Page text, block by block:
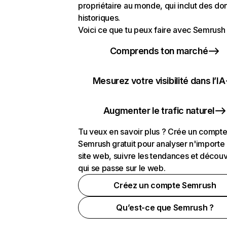
propriétaire au monde, qui inclut des
historiques.
Voici ce que tu peux faire avec Semrush
Comprends ton marché
Mesurez votre visibilité dans l’IA
Augmenter le trafic naturel
Tu veux en savoir plus ? Crée un compte
Semrush gratuit pour analyser n'importe
site web, suivre les tendances et
qui se passe sur le web.
Créez un compte Semrush
Qu’est-ce que Semrush ?